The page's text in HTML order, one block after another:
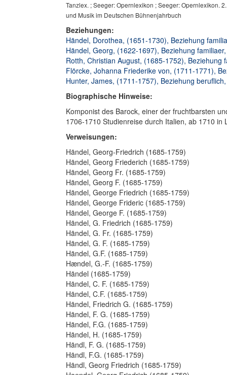
Tanzlex. ; Seeger: Opernlexikon ; Seeger: Opernlexikon.
und Musik im Deutschen Bühnenjahrbuch
Beziehungen:
Händel, Dorothea, (1651-1730), Beziehung
Händel, Georg, (1622-1697), Beziehung
Rotth, Christian August, (1685-1752), Beziehung
Flörcke, Johanna Friederike von, (1711-1771),
Hunter, James, (1711-1757), Beziehung
Biographische Hinweise:
Komponist des Barock, einer der fruchtbarsten
1706-1710 Studienreise durch Italien, ab 1710 in
Verweisungen:
Händel, Georg-Friedrich (1685-1759)
Händel, Georg Friederich (1685-1759)
Händel, Georg Fr. (1685-1759)
Händel, Georg F. (1685-1759)
Händel, George Friedrich (1685-1759)
Händel, George Frideric (1685-1759)
Händel, George F. (1685-1759)
Händel, G. Friedrich (1685-1759)
Händel, G. Fr. (1685-1759)
Händel, G. F. (1685-1759)
Händel, G.F. (1685-1759)
Hændel, G.-F. (1685-1759)
Händel (1685-1759)
Händel, C. F. (1685-1759)
Händel, C.F. (1685-1759)
Händel, Friedrich G. (1685-1759)
Händel, F. G. (1685-1759)
Händel, F.G. (1685-1759)
Händel, H. (1685-1759)
Händl, F. G. (1685-1759)
Händl, F.G. (1685-1759)
Händl, Georg Friedrich (1685-1759)